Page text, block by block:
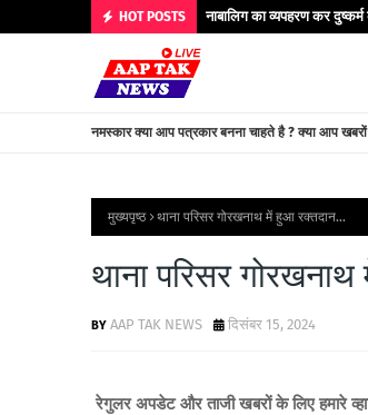
HOT POSTS नाबालिग का व्यपहरण कर
नमस्कार क्या आप पत्रकार बनना चाहते है ? क्या आप
मुख्यपृष्ठ थाना परिसर गोरखनाथ में हुआ रक्तदान...
थाना परिसर
AAP TAK NEWS दिसंबर 15, 2024
रेगुलर अपडेट और ताजी खबरों के लिए हमारे